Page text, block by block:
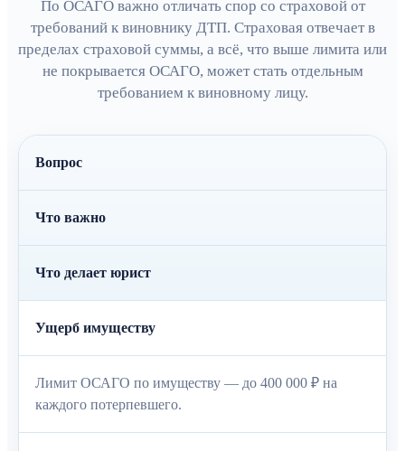
По ОСАГО важно отличать спор со страховой от
требований к виновнику ДТП. Страховая отвечает в
пределах страховой суммы, а всё, что выше лимита или
не покрывается ОСАГО, может стать отдельным
требованием к виновному лицу.
Вопрос
Что важно
Что делает юрист
Ущерб имуществу
Лимит ОСАГО по имуществу — до 400 000 ₽ на
каждого потерпевшего.